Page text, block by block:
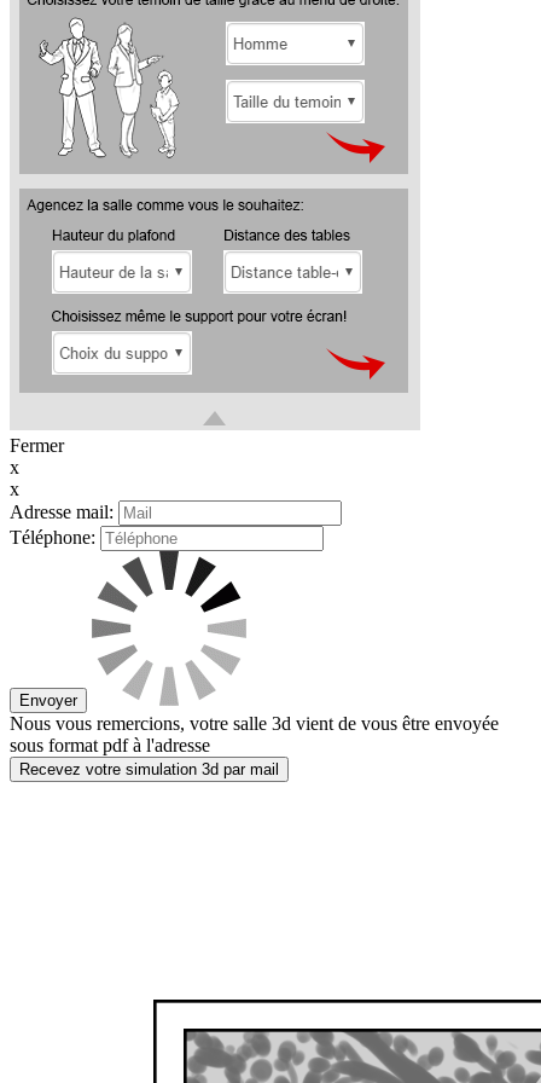
Fermer
x
x
Adresse mail:
Téléphone:
Envoyer
Nous vous remercions, votre salle 3d vient de vous être envoyée
sous format pdf à l'adresse
Recevez votre simulation 3d par mail